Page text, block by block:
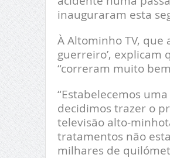
inauguraram esta
À Altominho TV, que
guerreiro’, explicam
“correram muito
“Estabelecemos
decidimos trazer o
televisão alto-
tratamentos não
milhares de